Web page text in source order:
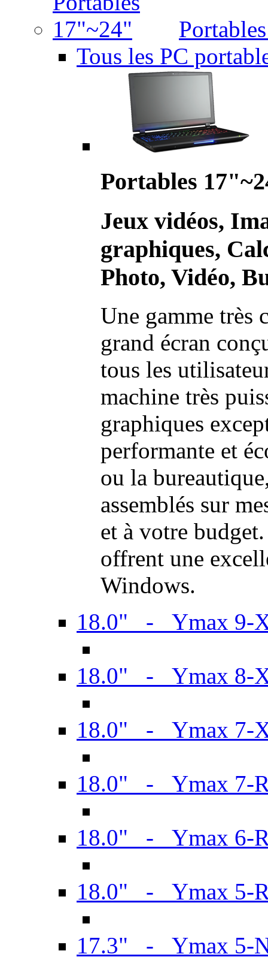
Tous les PC
Portables
Jeux vidéos,
graphiques,
Photo, Vidéo,
Une gamme très
grand écran
tous les
machine très
graphiques
performante et
ou la
assemblés sur
et à votre
offrent une
Windows.
18.0" - Ymax 9-
18.0" - Ymax 8-
18.0" - Ymax 7-
18.0" - Ymax 7-
18.0" - Ymax 6-
18.0" - Ymax 5-
17.3" - Ymax 5-